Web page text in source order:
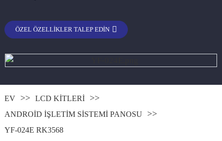
ÖZEL ÖZELLIKLER TALEP EDIN
EV
LCD KITLERI
ANDROID IŞLETIM SISTEMI PANOSU
YF-024E RK3568